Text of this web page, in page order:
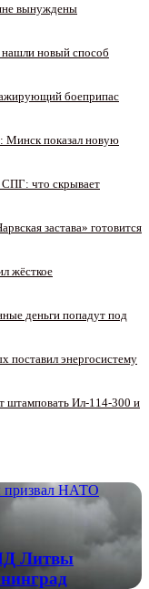
вынуждены
новый способ
боеприпас
Минск показал новую
СПГ: что скрывает
застава» готовится
жёсткое
деньги попадут под
энергосистему
штамповать Ил‑114‑300 и
призвал НАТО
Литвы